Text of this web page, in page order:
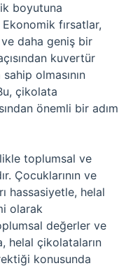
boyutuna
fırsatlar,
ve daha geniş bir
kuvertür
olmasının
çikolata
önemli bir adım
toplumsal ve
Çocuklarının ve
hassasiyetle, helal
olarak
değerler ve
helal çikolataların
konusunda